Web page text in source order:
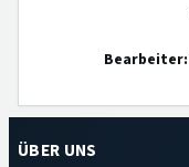
Bearbeiter:
ÜBER UNS